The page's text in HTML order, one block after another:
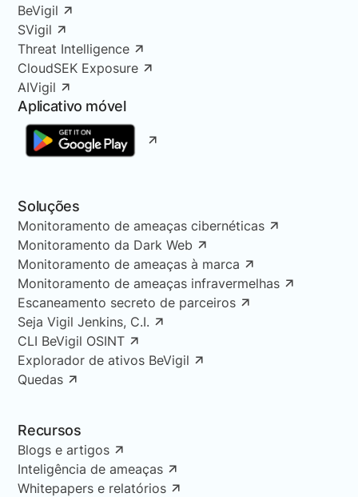
BeVigil
SVigil
Threat Intelligence
CloudSEK Exposure
AIVigil
Aplicativo móvel
Soluções
Monitoramento de ameaças cibernéticas
Monitoramento da Dark Web
Monitoramento de ameaças à marca
Monitoramento de ameaças infravermelhas
Escaneamento secreto de parceiros
Seja Vigil Jenkins, C.I.
CLI BeVigil OSINT
Explorador de ativos BeVigil
Quedas
Recursos
Blogs e artigos
Inteligência de ameaças
Whitepapers e relatórios